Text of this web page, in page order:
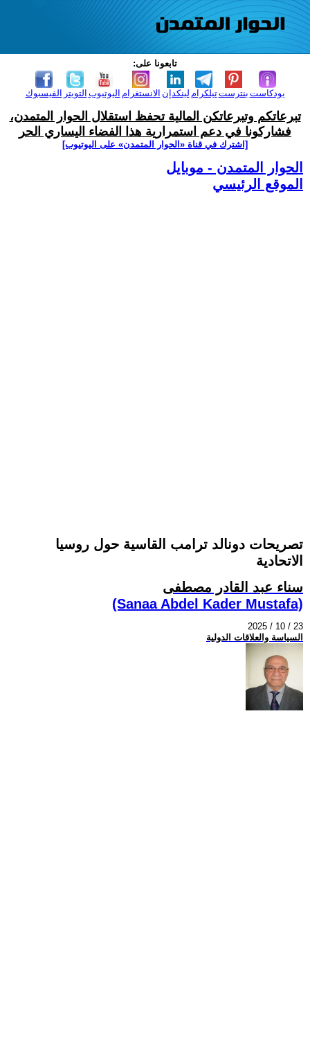
تابعونا على:
الفيسبوك التويتر اليوتيوب الانستغرام لينكدإن تيلكرامبنترست بودكاست
تبرعاتكم وتبرعاتكن المالية تحفظ استقلال الحوار المتمدن،
فشاركونا في دعم استمرارية هذا الفضاء اليساري الحر
[اشترك في قناة ‫«الحوار المتمدن» على اليوتيوب]
الحوار المتمدن - موبايل
الموقع الرئيسي
تصريحات دونالد ترامب القاسية حول روسيا
الاتحادية
سناء عبد القادر مصطفى
(Sanaa Abdel Kader Mustafa)
2025 / 10 / 23
السياسة والعلاقات الدولية